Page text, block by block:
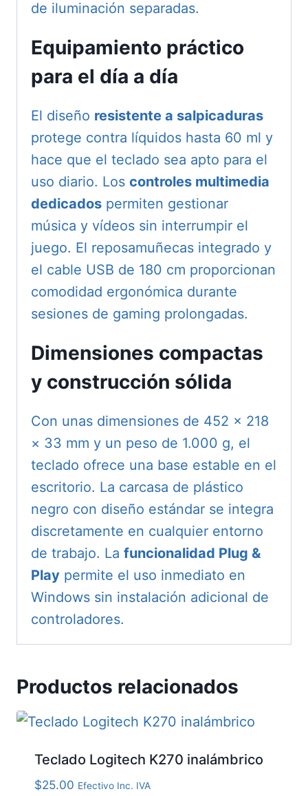
de iluminación separadas.
Equipamiento práctico
para el día a día
El diseño resistente a salpicaduras
protege contra líquidos hasta 60 ml y
hace que el teclado sea apto para el
uso diario. Los controles multimedia
dedicados permiten gestionar
música y vídeos sin interrumpir el
juego. El reposamuñecas integrado y
el cable USB de 180 cm proporcionan
comodidad ergonómica durante
sesiones de gaming prolongadas.
Dimensiones compactas
y construcción sólida
Con unas dimensiones de 452 × 218
× 33 mm y un peso de 1.000 g, el
teclado ofrece una base estable en el
escritorio. La carcasa de plástico
negro con diseño estándar se integra
discretamente en cualquier entorno
de trabajo. La funcionalidad Plug &
Play permite el uso inmediato en
Windows sin instalación adicional de
controladores.
Productos relacionados
Teclado Logitech K270 inalámbrico
$25.00 Efectivo Inc. IVA